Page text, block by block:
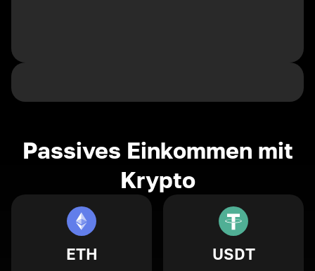
Passives Einkommen mit
Krypto
ETH USDT